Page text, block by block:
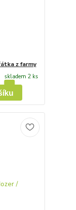
z farmy
skladem 2 ks